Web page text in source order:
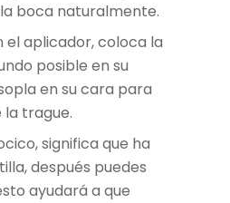
boca naturalmente.
el aplicador, coloca la
posible en su
en su cara para
trague.
significa que ha
después puedes
ayudará a que